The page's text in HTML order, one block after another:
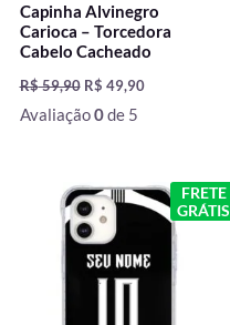
Capinha Alvinegro
Carioca – Torcedora
Cabelo Cacheado
R$59,90 R$ 49,90
Avaliação0de 5
FRETE
GRÁTIS
O
preço
original
era:
R$ 59,90.
O
preço
atual
R$ 49,90.